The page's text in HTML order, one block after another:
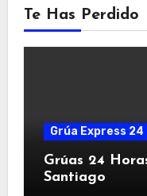
Te Has Perdido
Grúa Express 24
Grúas 24
Santiago